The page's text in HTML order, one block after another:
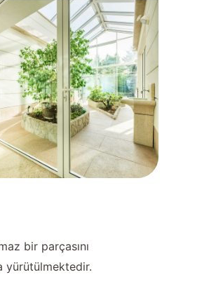
bir parçasını
yürütülmektedir.